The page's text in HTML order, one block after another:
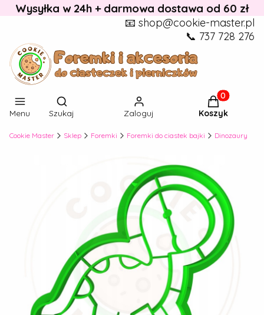
Wysyłka w 24h + darmowa dostawa od 60 zł
📧 shop@cookie-master.pl
📞 737 728 276
Menu
Otwórz wyszukiwarkę
Szukaj Zaloguj
Produkty w
Koszyk
Cookie Master Sklep Foremki Foremki do ciastek bajki Dinozaury